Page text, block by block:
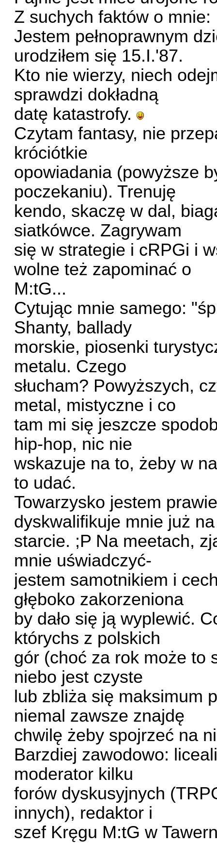
Z suchych faktów o mnie:
Jestem pełnoprawnym
urodziłem się 15.I.'87.
Kto nie wierzy, niech
sprawdzi dokładną
datę katastrofy.
Czytam fantasy, nie
króciótkie
opowiadania (powyższe
poczekaniu). Trenuję
kendo, skaczę w dal,
siatkówce. Zagrywam
się w strategie i cRPGi i
wolne też zapominać o
M:tG...
Cytując mnie samego:
Shanty, ballady
morskie, piosenki
metalu. Czego
słucham? Powyższych,
metal, mistyczne i co
tam mi się jeszcze
hip-hop, nic nie
wskazuje na to, żeby w
to udać.
Towarzysko jestem
dyskwalifikuje mnie już na
starcie. ;P Na meetach,
mnie uświadczyć-
jestem samotnikiem i
głęboko zakorzeniona
by dało się ją wyplewić.
którychs z polskich
gór (choć za rok może to
niebo jest czyste
lub zbliża się maksimum
niemal zawsze znajdę
chwilę żeby spojrzeć na
Barzdiej zawodowo:
moderator kilku
forów dyskusyjnych
innych), redaktor i
szef Kręgu M:tG w